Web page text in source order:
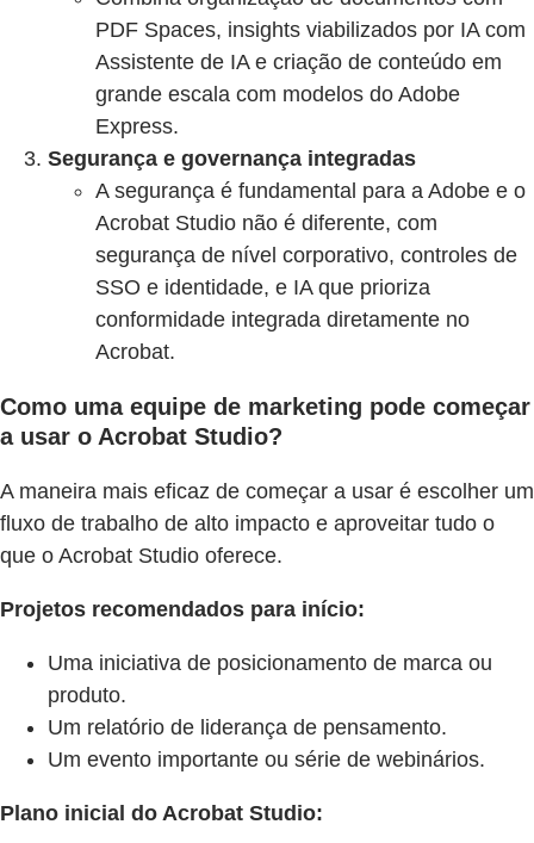
PDF Spaces, insights viabilizados por IA com
Assistente de IA e criação de conteúdo em
grande escala com modelos do Adobe
Express.
Segurança e governança integradas
A segurança é fundamental para a Adobe e o
Acrobat Studio não é diferente, com
segurança de nível corporativo, controles de
SSO e identidade, e IA que prioriza
conformidade integrada diretamente no
Acrobat.
Como uma equipe de marketing pode começar
a usar o Acrobat Studio?
A maneira mais eficaz de começar a usar é escolher um
fluxo de trabalho de alto impacto e aproveitar tudo o
que o Acrobat Studio oferece.
Projetos recomendados para início:
Uma iniciativa de posicionamento de marca ou
produto.
Um relatório de liderança de pensamento.
Um evento importante ou série de webinários.
Plano inicial do Acrobat Studio: